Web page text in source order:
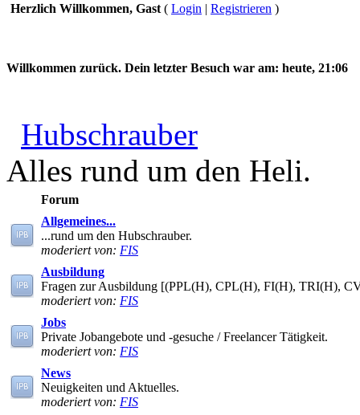
Herzlich Willkommen, Gast ( Login | Registrieren )
Willkommen zurück. Dein letzter Besuch war am: heute, 21:06
Hubschrauber
Alles rund um den Heli.
Forum
Allgemeines...
...rund um den Hubschrauber.
moderiert von: FIS
Ausbildung
Fragen zur Ausbildung [(PPL(H), CPL(H), FI(H), TRI(H),
moderiert von: FIS
Jobs
Private Jobangebote und -gesuche / Freelancer Tätigkeit.
moderiert von: FIS
News
Neuigkeiten und Aktuelles.
moderiert von: FIS